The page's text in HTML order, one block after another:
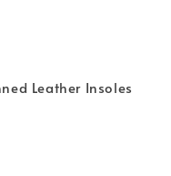
Leather Insoles